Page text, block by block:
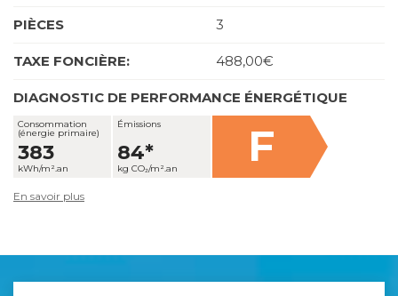
PIÈCES 3
TAXE FONCIÈRE: 488,00€
DIAGNOSTIC DE PERFORMANCE ÉNERGÉTIQUE
Consommation
(énergie primaire)
383
kWh/m².an
Émissions
84*
kg CO₂/m².an F
En savoir plus